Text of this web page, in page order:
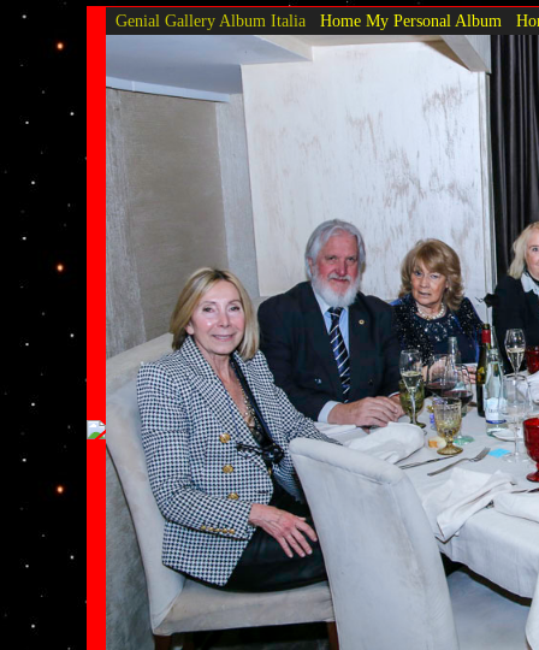
Genial Gallery Album Italia Home My Personal Album